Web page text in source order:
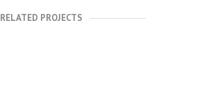
RELATED PROJECTS